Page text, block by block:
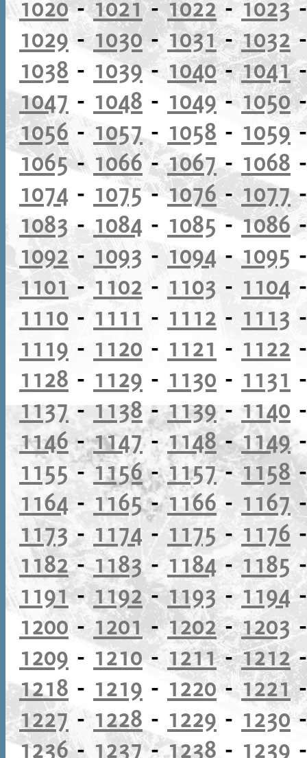
1020-1021-1022 -1023
1029 - 1030-1031-1032
1038 - 1039-1040-1041
1047 - 1048 - 1049-1050
1056 - 1057- 1058 - 1059
1065- 1066-1067- 1068
1074 - 1075-1076-1077
1083 - 1084 - 1085-1086
1092- 1093 - 1094 - 1095
1101-1102 - 1103 - 1104
1110 - 1111 - 1112 - 1113
1119 - 1120 - 1121 - 1122
1128 - 1129 - 1130 - 1131
1137 - 1138 -1139- 1140
1146-1147-1148-1149
1155-1156-1157-1158
1164 - 1165-1166 - 1167
1173 -1174 - 1175 - 1176
1182-1183 - 1184- 1185
1191-1192-1193 -1194
1200 -1201 -1202-1203
1209 - 1210-1211-1212
1218 - 1219 - 1220-1221
1227- 1228 - 1229 - 1230
1236- 1237-1238 - 1239